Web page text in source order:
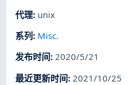
代理: unix
系列 : Misc.
发布时间:2020/5/21
最近更新时间: 2021/10/25